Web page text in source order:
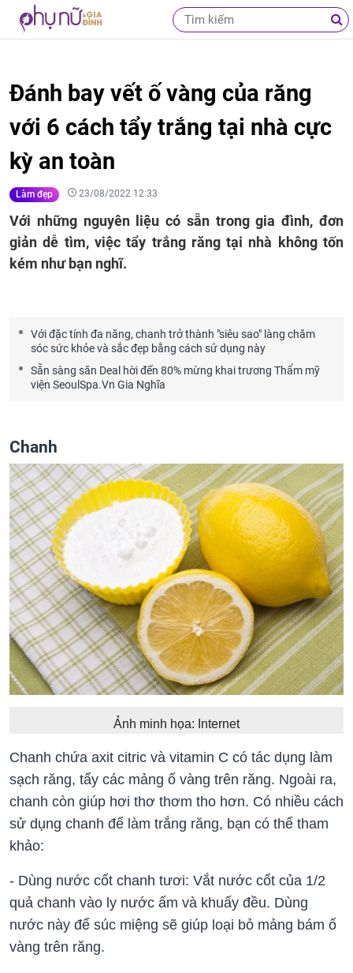
Đánh bay vết ố vàng của răng
với 6 cách tẩy trắng tại nhà cực
kỳ an toàn
Làm đẹp 23/08/2022 12:33
Với những nguyên liệu có sẵn trong gia đình, đơn
giản dễ tìm, việc tẩy trắng răng tại nhà không tốn
kém như bạn nghĩ.
Với đặc tính đa năng, chanh trở thành "siêu sao" làng chăm
sóc sức khỏe và sắc đẹp bằng cách sử dụng này
Sẵn sàng săn Deal hời đến 80% mừng khai trương Thẩm mỹ
viện SeoulSpa.Vn Gia Nghĩa
Chanh
Ảnh minh họa: Internet
Chanh chứa axit citric và vitamin C có tác dụng làm
sạch răng, tẩy các mảng ố vàng trên răng. Ngoài ra,
chanh còn giúp hơi thơ thơm tho hơn. Có nhiều cách
sử dụng chanh để làm trắng răng, bạn có thể tham
khảo:
- Dùng nước cốt chanh tươi: Vắt nước cốt của 1/2
quả chanh vào ly nước ấm và khuấy đều. Dùng
nước này để súc miệng sẽ giúp loại bỏ mảng bám ố
vàng trên răng.